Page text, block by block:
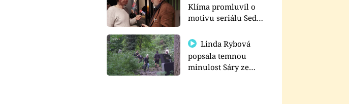
Klíma promluvil o
motivu seriálu Sedm
Linda Rybová
popsala temnou
minulost Sáry ze